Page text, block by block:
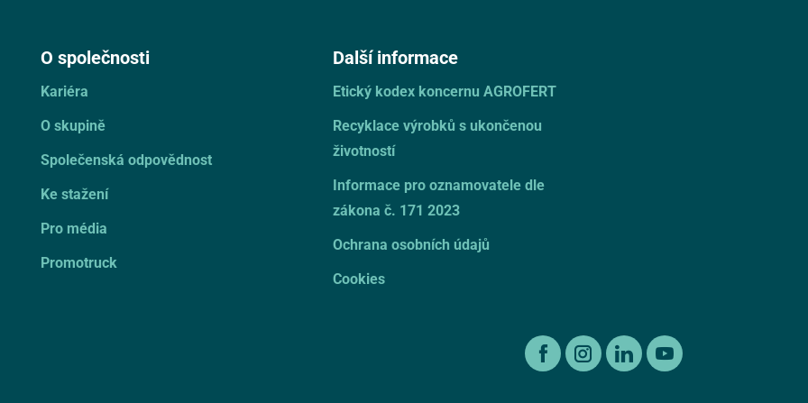
O společnosti
Kariéra
O skupině
Společenská odpovědnost
Ke stažení
Pro média
Promotruck
Další informace
Etický kodex koncernu AGROFERT
Recyklace výrobků s ukončenou
životností
Informace pro oznamovatele dle
zákona č. 171 2023
Ochrana osobních údajů
Cookies